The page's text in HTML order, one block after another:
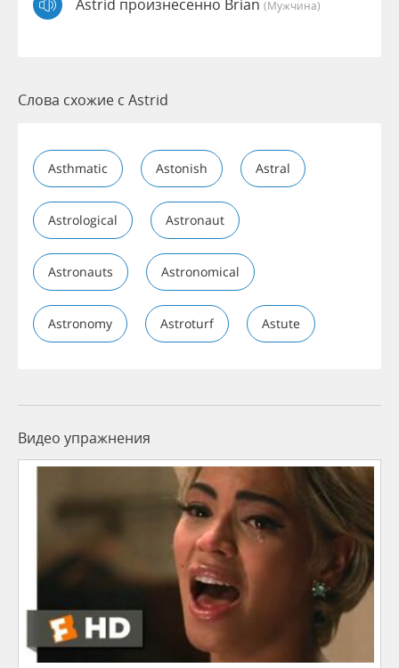
Astrid произнесенно Brian (мужчина)
Слова схожие с Astrid
Asthmatic Astonish Astral
Astrological Astronaut
Astronauts Astronomical
Astronomy Astroturf Astute
Видео упражнения